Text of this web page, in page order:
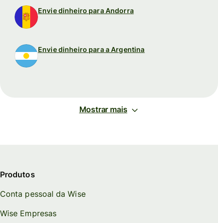
Envie dinheiro para Andorra
Envie dinheiro para a Argentina
Mostrar mais
Produtos
Conta pessoal da Wise
Wise Empresas